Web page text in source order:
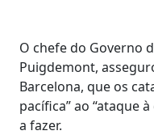
O chefe do Governo
Puigdemont,
Barcelona, que os
pacífica” ao “ataque
a fazer.